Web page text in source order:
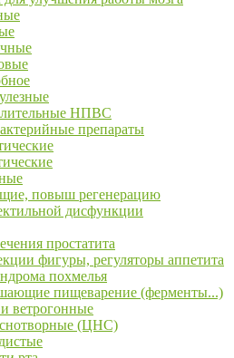
НПВС
препараты
повыш регенерацию
дисфункции
простатита
фигуры, регуляторы аппетита
похмелья
пищеварение (ферменты...)
ветрогонные
(ЦНС)